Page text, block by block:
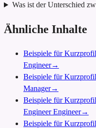
Was ist der Unterschied
Ähnliche Inhalte
Beispiele für
Engineer→
Beispiele für
Manager→
Beispiele für
Engineer Engineer→
Beispiele für